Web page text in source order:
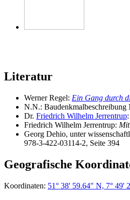
Literatur
Werner Regel: Ein Gang durch
N.N.:
Dr. Friedrich Wilhelm Jerrentrup:
Friedrich Wilhelm Jerrentrup:
Georg Dehio, unter
978-3-422-03114-2, Seite 394
Geografische
Koordinaten: 51° 38' 59.64" N, 7° 49'